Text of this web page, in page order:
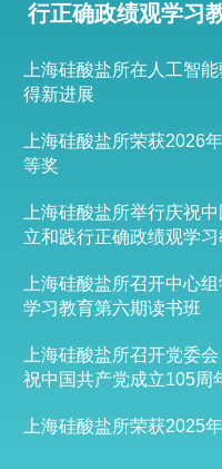
行正确政绩观学习
上海硅酸盐所在人工智
得新进展
上海硅酸盐所荣获2026
等奖
上海硅酸盐所举行庆祝
立和践行正确政绩观学
上海硅酸盐所召开中心
学习教育第六期读书班
上海硅酸盐所召开党委
祝中国共产党成立105周
上海硅酸盐所荣获2025